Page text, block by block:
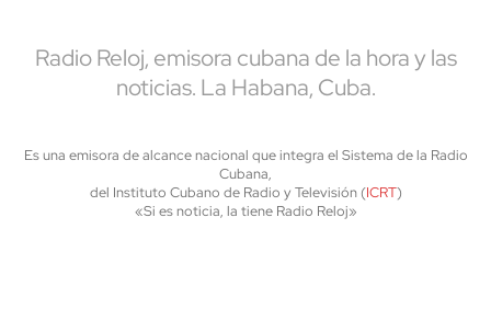
Radio Reloj, emisora cubana de la hora y las
noticias. La Habana, Cuba.
Es una emisora de alcance nacional que integra el Sistema de la Radio
Cubana,
del Instituto Cubano de Radio y Televisión (ICRT)
«Si es noticia, la tiene Radio Reloj»